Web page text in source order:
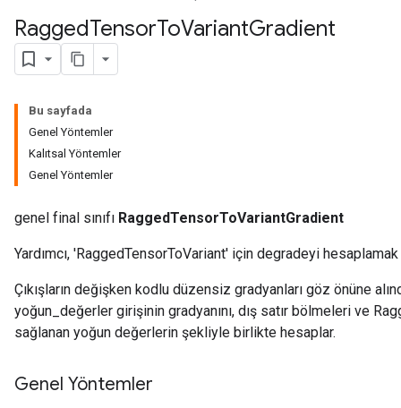
RaggedTensorToVariantGradient
Bu sayfada
Genel Yöntemler
Kalıtsal Yöntemler
Genel Yöntemler
genel final sınıfı RaggedTensorToVariantGradient
Yardımcı, 'RaggedTensorToVariant' için degradeyi hesaplamak
Çıkışların değişken kodlu düzensiz gradyanları göz önüne
yoğun_değerler girişinin gradyanını, dış satır bölmeleri ve
sağlanan yoğun değerlerin şekliyle birlikte hesaplar.
Genel Yöntemler